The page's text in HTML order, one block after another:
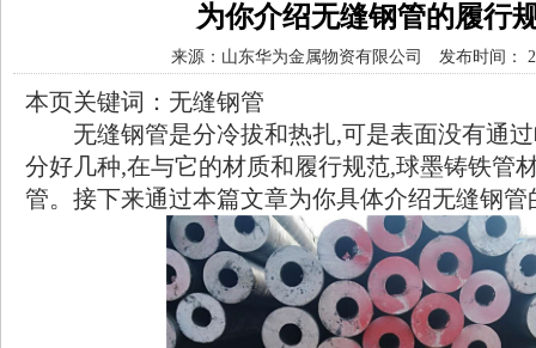
为你介绍无缝钢管的履行
来源： 山东华为金属物资有限公司 发布时间：
本页关键词：无缝钢管
无缝钢管是分冷拔和热扎,可是表面没有通过
分好几种,在与它的材质和履行规范,球墨铸铁管
管。接下来通过本篇文章为你具体介绍无缝钢管